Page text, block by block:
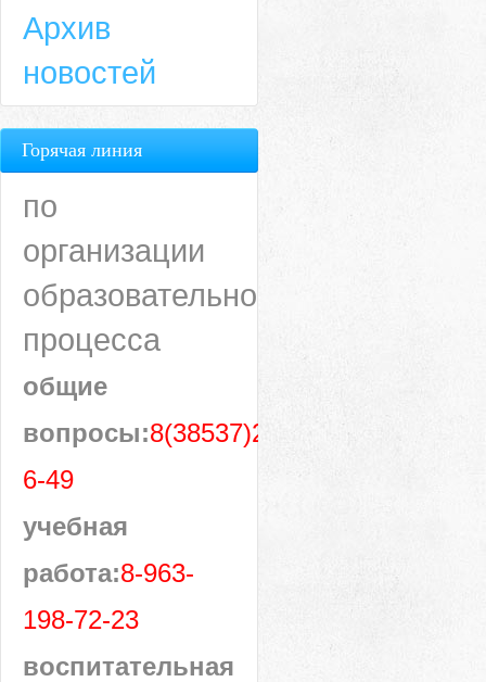
Архив
новостей
Горячая линия
по
организации
образовательного
процесса
общие
вопросы:8(38537)28-
6-49
учебная
работа:8-963-
198-72-23
воспитательная